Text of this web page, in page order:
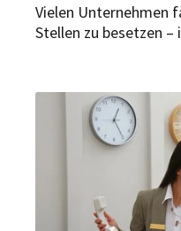
Vielen Unternehmen
Stellen zu besetzen
ankurbeln. Ein
November vom